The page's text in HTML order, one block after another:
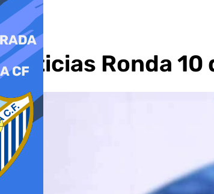
Noticias Ronda